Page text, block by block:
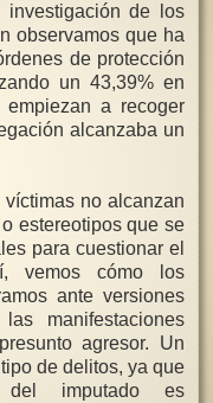
de los
observamos que ha
de protección
un 43,39% en
a recoger
alcanzaba un
no alcanzan
estereotipos que se
para cuestionar el
vemos cómo los
ante versiones
manifestaciones
agresor. Un
de delitos, ya que
del imputado es